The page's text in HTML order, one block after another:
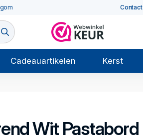
Contact
Cadeauartikelen Kerst
WitPastabord